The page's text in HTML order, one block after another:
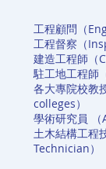
工程顧問（
工程督察（
建造工程師（
駐工地工程師
各大專院校
colleges）
學術研究員 （
土木結構工
Technician）